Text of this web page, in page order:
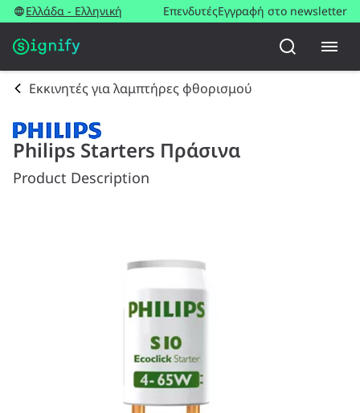
Ελλάδα - Ελληνική ΕπενδυτέςΕγγραφή στο newsletter
Εκκινητές για λαμπτήρες φθορισμού
Philips Starters Πράσινα
Product Description